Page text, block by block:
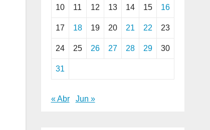
10 11 12 13 14 15 16
17 18 19 20 21 22 23
24 25 26 27 28 29 30
31
« Abr Jun »